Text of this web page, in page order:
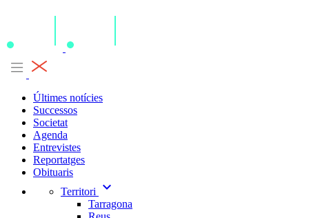
Últimes notícies
Successos
Societat
Agenda
Entrevistes
Reportatges
Obituaris
Territori
expand_more
Tarragona